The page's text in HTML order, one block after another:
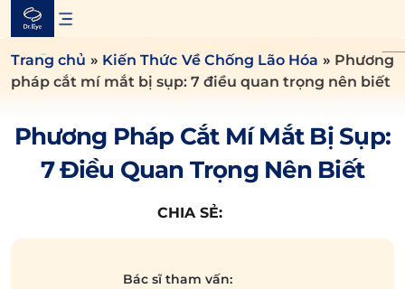
Skip
content
Trang chủ » Kiến Thức Về Chống Lão Hóa » Phương
pháp cắt mí mắt bị sụp: 7 điều quan trọng nên biết
Phương Pháp Cắt Mí Mắt Bị Sụp:
7 Điều Quan Trọng Nên Biết
CHIA SẺ:
Bác sĩ tham vấn: